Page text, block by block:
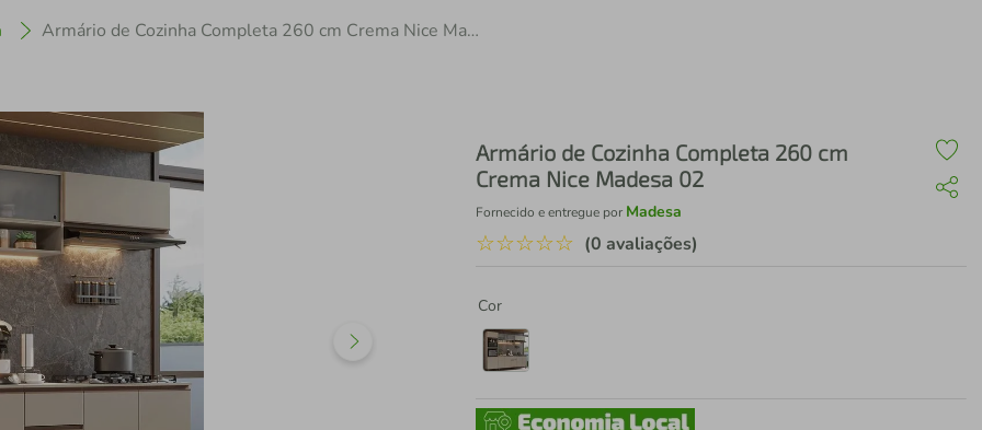
Armário de Cozinha Completa 260 cm Crema Nice Madesa 02
Armário de Cozinha Completa 260 cm
Crema Nice Madesa 02
Fornecido e entregue por Madesa
☆☆☆☆☆ (0 avaliações)
Cor